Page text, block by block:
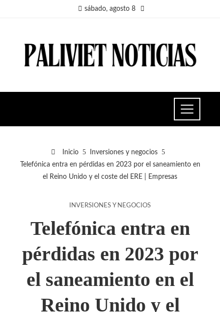
sábado, agosto 8
Inicio
Inversiones y negocios
Telefónica entra en pérdidas en 2023 por el saneamiento en
el Reino Unido y el coste del ERE | Empresas
INVERSIONES Y NEGOCIOS
Telefónica entra en
pérdidas en 2023 por
el saneamiento en el
Reino Unido y el